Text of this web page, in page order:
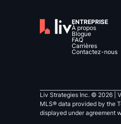
ENTREPRISE
À propos
Blogue
FAQ
Carrières
Contactez-nous
Liv Strategies Inc. © 2026 |
MLS® data provided by the
displayed under agreement